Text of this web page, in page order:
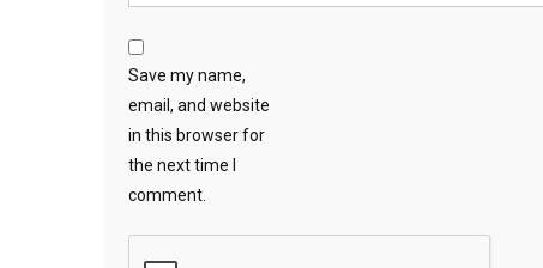
Save my name,
email, and website
in this browser for
the next time I
comment.